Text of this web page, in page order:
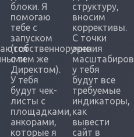
блоки. Я
помогаю
тебе с
запуском
(собственноручно
с тем же
Директом).
У тебя
будут чек-
листы с
площадками,
анкорами,
которые я
структуру,
вносим
коррективы.
С точки
зрения
у тебя
будут все
требуемые
индикаторы,
как
вывести
сайт в